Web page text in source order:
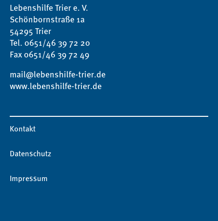
Lebenshilfe Trier e. V.
Schönbornstraße 1a
54295 Trier
Tel. 0651/46 39 72 20
Fax 0651/46 39 72 49
mail@lebenshilfe-trier.de
www.lebenshilfe-trier.de
Kontakt
Datenschutz
Impressum